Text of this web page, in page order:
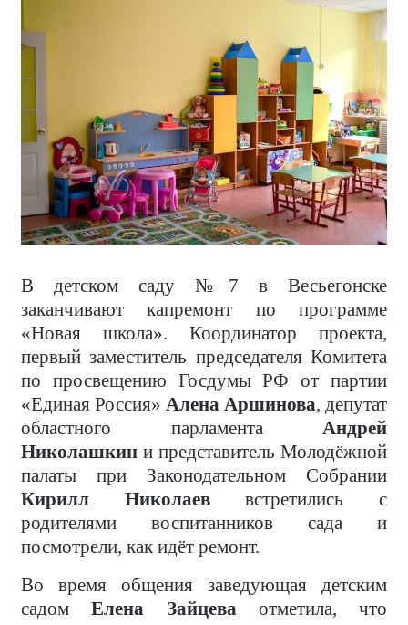
В детском саду №7 в Весьегонске
заканчивают капремонт по программе
«Новая школа». Координатор проекта,
первый заместитель председателя Комитета
по просвещению Госдумы РФ от партии
«Единая Россия» Алена Аршинова, депутат
областного парламента Андрей
Николашкин и представитель Молодёжной
палаты при Законодательном Собрании
Кирилл Николаеввстретились с
родителями воспитанников сада и
посмотрели, как идёт ремонт.
Во время общения заведующая детским
садомЕлена Зайцеваотметила, что